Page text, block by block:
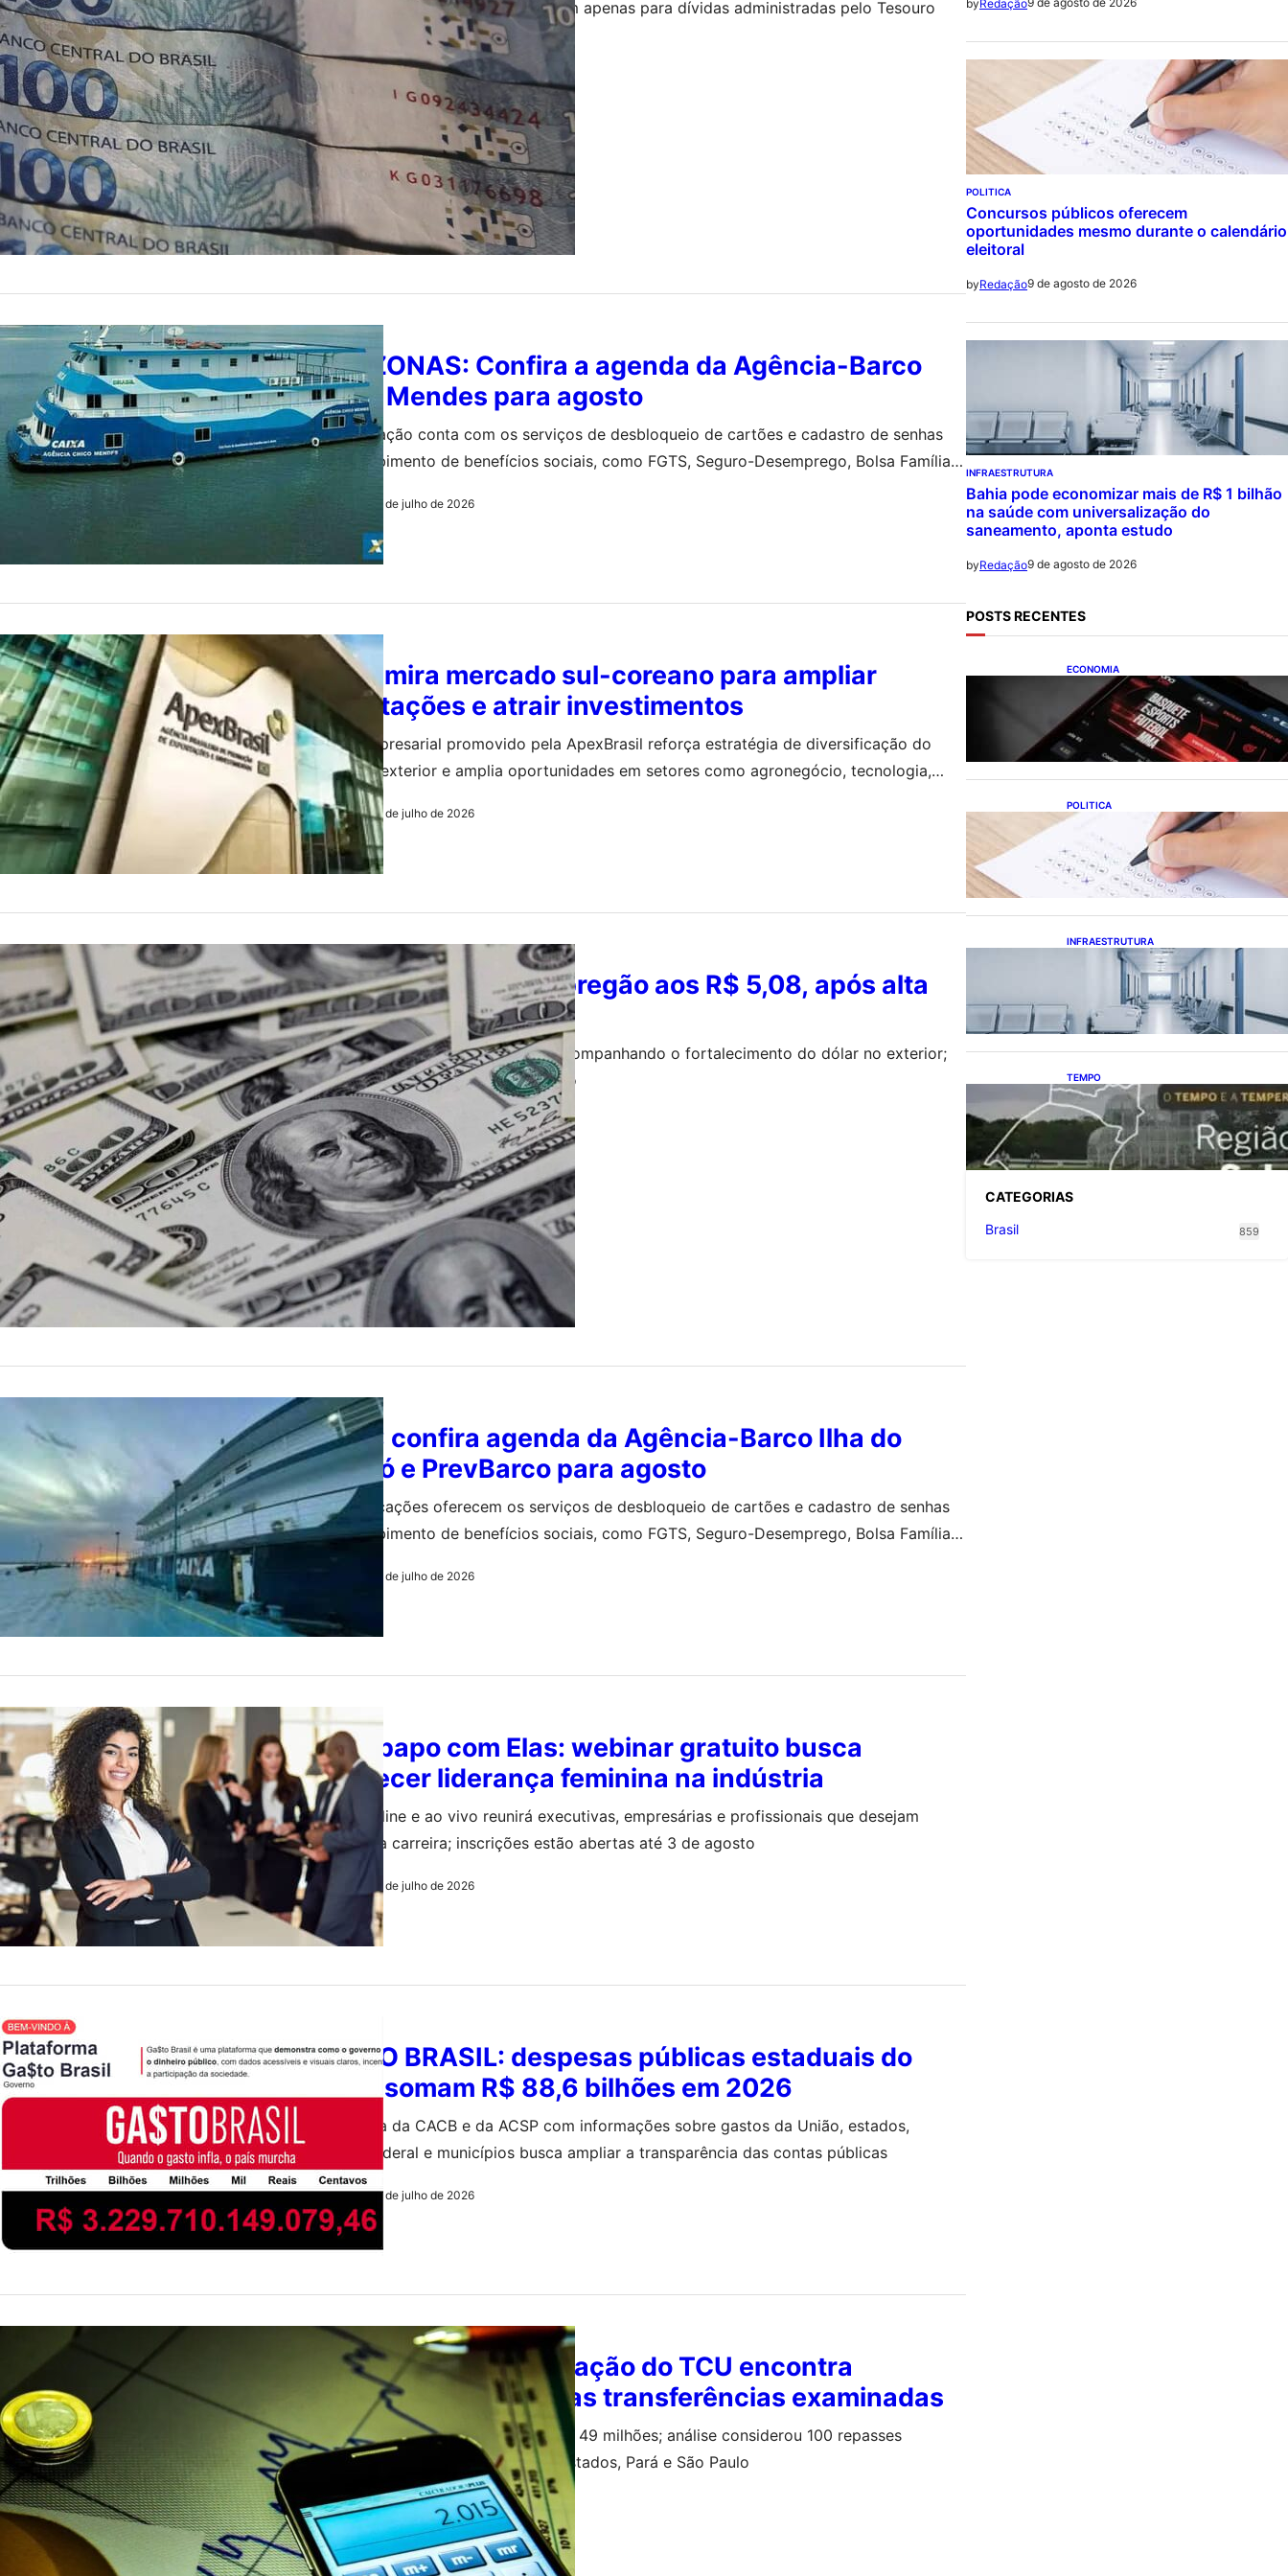
com redução de juros; regras servem apenas para dívidas administradas pelo Tesouro
by 2 de agosto de 2026
ECONOMIA
AMAZONAS: Confira a agenda da Agência-Barco
Chico Mendes para agosto
A embarcação conta com os serviços de desbloqueio de cartões e cadastro de senhas
para recebimento de benefícios sociais, como FGTS, Seguro-Desemprego, Bolsa Família e
INSS, entre outros serviços
31 de julho de 2026
ECONOMIA
Brasil mira mercado sul-coreano para ampliar
exportações e atrair investimentos
Fórum empresarial promovido pela ApexBrasil reforça estratégia de diversificação do
comércio exterior e amplia oportunidades em setores como agronegócio, tecnologia,
energia, indústria farmacêutica e defesa
byRedação31 de julho de 2026
ECONOMIA
Dólar fecha o último pregão aos R$ 5,08, após alta
de 0,44%
Moeda norte-americana avançou acompanhando o fortalecimento do dólar no exterior;
falha técnica na B3 marcou o pregão
byRedação31 de julho de 2026
ECONOMIA
PARÁ: confira agenda da Agência-Barco Ilha do
Marajó e PrevBarco para agosto
As embarcações oferecem os serviços de desbloqueio de cartões e cadastro de senhas
para recebimento de benefícios sociais, como FGTS, Seguro-Desemprego, Bolsa Família e
31 de julho de 2026
Bate-papo com Elas: webinar gratuito busca
fortalecer liderança feminina na indústria
Evento online e ao vivo reunirá executivas, empresárias e profissionais que desejam
avançar na carreira; inscrições estão abertas até 3 de agosto
by Redação 31 de julho de 2026
GASTO BRASIL: despesas públicas estaduais do
Norte somam R$ 88,6 bilhões em 2026
Plataforma da CACB e da ACSP com informações sobre gastos da União, estados,
Distrito Federal e municípios busca ampliar a transparência das contas públicas
byRedação31 de julho de 2026
ECONOMIA
Emendas PIX: fiscalização do TCU encontra
problemas em 82% das transferências examinadas
Prejuízo potencial é estimado em R$ 49 milhões; análise considerou 100 repasses
destinados a 73 municípios e dois estados, Pará e São Paulo
byRedação31 de julho de 2026
byRedação
POLITICA
Concursos públicos oferecem
oportunidades mesmo durante o calendário
eleitoral
byRedação9 de agosto de 2026
INFRAESTRUTURA
Bahia pode economizar mais de R$ 1 bilhão
na saúde com universalização do
saneamento, aponta estudo
byRedação9 de agosto de 2026
POSTS RECENTES
ECONOMIA
Brasileiros tiveram prejuízo de
R$ 62,5 bilhões com bets em
2025
POLITICA
Concursos públicos oferecem
oportunidades mesmo durante
o calendário eleitoral
INFRAESTRUTURA
Bahia pode economizar mais de
R$ 1 bilhão na saúde com
universalização do
saneamento, aponta estudo
TEMPO
O TEMPO E A TEMPERATURA:
Sul terá chuva, frio e
possibilidade de trovoadas
neste domingo (9)
CATEGORIAS
Brasil
859